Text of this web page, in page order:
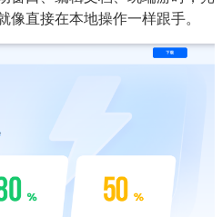
像直接在本地操作一样跟手。